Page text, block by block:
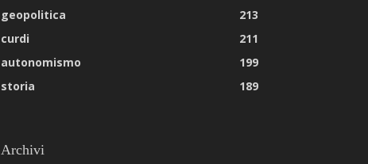
geopolitica
213
curdi
211
autonomismo
199
storia
189
Archivi